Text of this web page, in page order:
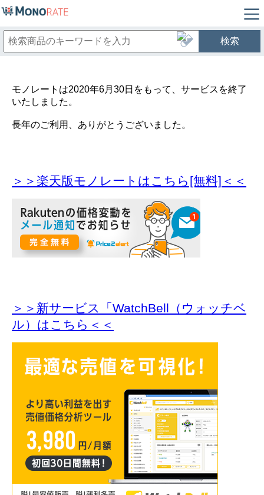
検索
モノレートは2020年6月30日をもって、サービスを終了
いたしました。
長年のご利用、ありがとうございました。
＞＞楽天版モノレートはこちら[無料]＜＜
＞＞新サービス「WatchBell（ウォッチベ
ル）はこちら＜＜